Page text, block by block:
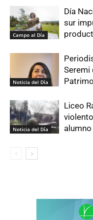
Campo al Día
Día
sur
Noticia del Día
Seremi
Noticia del Día
Liceo